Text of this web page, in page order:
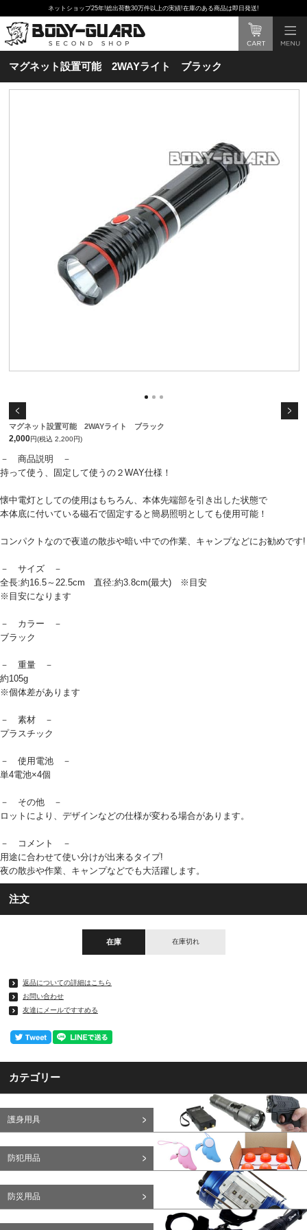
ネットショップ25年!総出荷数30万件以上の実績!在庫のある商品は即日発送!
マグネット設置可能 2WAYライト ブラック
マグネット設置可能 2WAYライト ブラック
2,000円(税込 2,200円)
－ 商品説明 －
持って使う、固定して使うの２WAY仕様！
懐中電灯としての使用はもちろん、本体先端部を引き出した状態で
本体底に付いている磁石で固定すると簡易照明としても使用可能！
コンパクトなので夜道の散歩や暗い中での作業、キャンプなどにお勧めです!
－ サイズ －
全長:約16.5～22.5cm 直径:約3.8cm(最大) ※目安
※目安になります
－ カラー －
ブラック
－ 重量 －
約105g
※個体差があります
－ 素材 －
プラスチック
－ 使用電池 －
単4電池×4個
－ その他 －
ロットにより、デザインなどの仕様が変わる場合があります。
－ コメント －
用途に合わせて使い分けが出来るタイプ!
夜の散歩や作業、キャンプなどでも大活躍します。
注文
在庫 在庫切れ
返品についての詳細はこちら
お問い合わせ
友達にメールですすめる
カテゴリー
護身用具
防犯用品
防災用品